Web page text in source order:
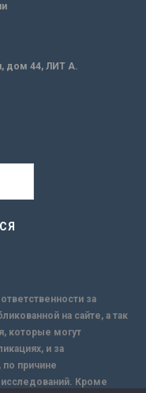
дом 44, ЛИТ А.
за
на сайте, а так
которые могут
и за
причине
исследований. Кроме